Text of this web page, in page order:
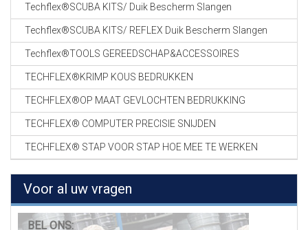
Techflex®SCUBA KITS/ Duik Bescherm Slangen
Techflex®SCUBA KITS/ REFLEX Duik Bescherm Slangen
Techflex®TOOLS GEREEDSCHAP&ACCESSOIRES
TECHFLEX®KRIMP KOUS BEDRUKKEN
TECHFLEX®OP MAAT GEVLOCHTEN BEDRUKKING
TECHFLEX® COMPUTER PRECISIE SNIJDEN
TECHFLEX® STAP VOOR STAP HOE MEE TE WERKEN
Voor al uw vragen
BEL ONS: